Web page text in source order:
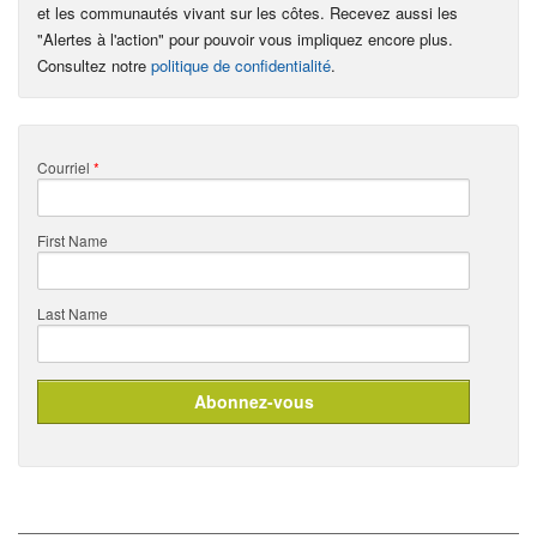
et les communautés vivant sur les côtes. Recevez aussi les
"Alertes à l'action" pour pouvoir vous impliquez encore plus.
Consultez notre politique de confidentialité.
Courriel *
First Name
Last Name